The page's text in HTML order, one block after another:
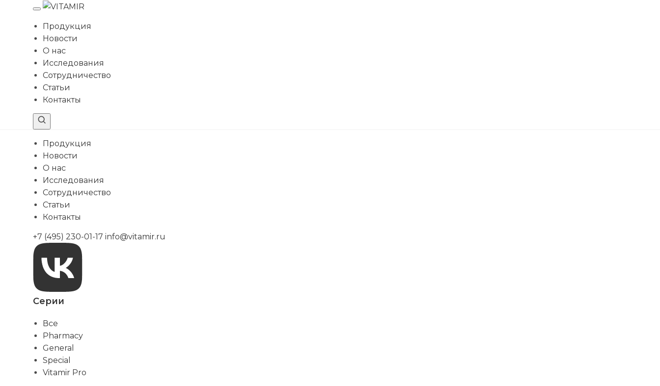
содержимомуПродукция
Новости
О нас
Исследования
Сотрудничество
Статьи
Контакты
Продукция
Новости
О нас
Исследования
Сотрудничество
Статьи
Контакты
+7 (495) 230-01-17 info@vitamir.ru
Серии
Все
Pharmacy
General
Special
Vitamir Pro